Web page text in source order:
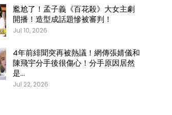
尷尬了！孟子義《百花殺》大女主劇
開播！造型成話題慘被審判！
Jul 10, 2026
4年前緋聞突再被熱議！網傳張婧儀和
陳飛宇分手後很傷心！分手原因居然
是…
Jul 22, 2026